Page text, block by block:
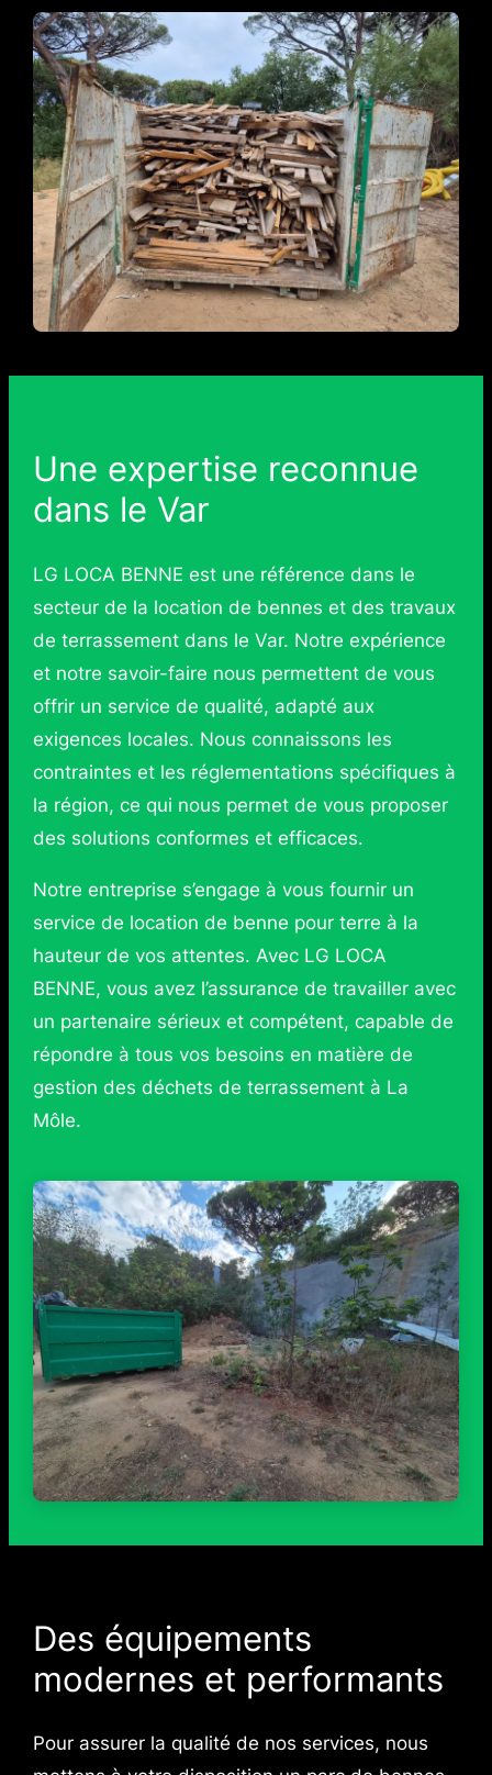
Une expertise reconnue
dans le Var
LG LOCA BENNE est une référence dans le
secteur de la location de bennes et des travaux
de terrassement dans le Var. Notre expérience
et notre savoir-faire nous permettent de vous
offrir un service de qualité, adapté aux
exigences locales. Nous connaissons les
contraintes et les réglementations spécifiques à
la région, ce qui nous permet de vous proposer
des solutions conformes et efficaces.
Notre entreprise s’engage à vous fournir un
service de location de benne pour terre à la
hauteur de vos attentes. Avec LG LOCA
BENNE, vous avez l’assurance de travailler avec
un partenaire sérieux et compétent, capable de
répondre à tous vos besoins en matière de
gestion des déchets de terrassement à La
Môle.
Des équipements
modernes et performants
Pour assurer la qualité de nos services, nous